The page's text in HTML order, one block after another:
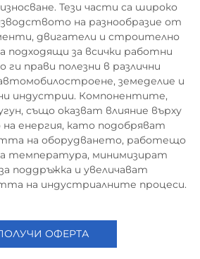
Тези части са широко
на разнообразие от
двигатели и строително
подходящи за всички работни
ги прави полезни в различни
земеделие и
индустрии. Компонентите,
също оказват влияние върху
енергия, като подобряват
на оборудването, работещо
температура, минимизират
поддръжка и увеличават
на индустриалните процеси.
ОФЕРТА